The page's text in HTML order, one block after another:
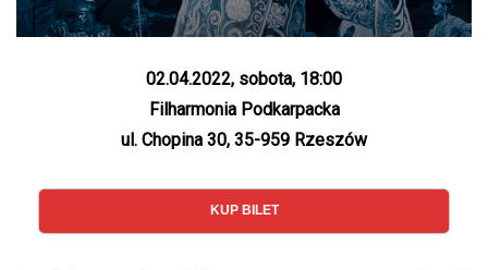
02.04.2022, sobota, 18:00
Filharmonia Podkarpacka
ul. Chopina 30, 35-959 Rzeszów
KUP BILET